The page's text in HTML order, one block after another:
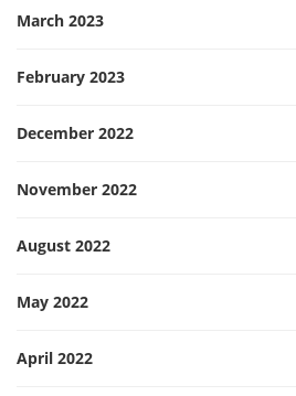
March 2023
February 2023
December 2022
November 2022
August 2022
May 2022
April 2022